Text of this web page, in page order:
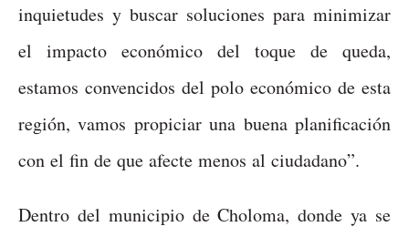
inquietudes y buscar soluciones para minimizar
el impacto económico del toque de queda,
estamos convencidos del polo económico de esta
región, vamos propiciar una buena planificación
con el fin de que afecte menos al ciudadano”.
Dentro del municipio de Choloma, donde ya se